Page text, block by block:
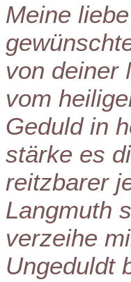
Meine
von deiner
vom
Geduld in
stärke es
reitzbarer
Langmuth
verzeihe
Ungeduldt